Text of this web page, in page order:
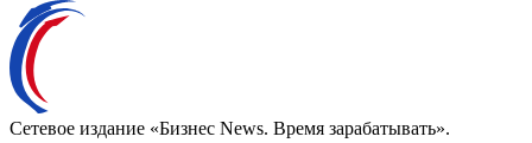
Сетевое издание «Бизнес News. Время зарабатывать».